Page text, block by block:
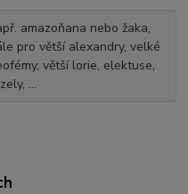
amazoňana nebo žaka,
pro větší alexandry, velké
větší lorie, elektuse,
...